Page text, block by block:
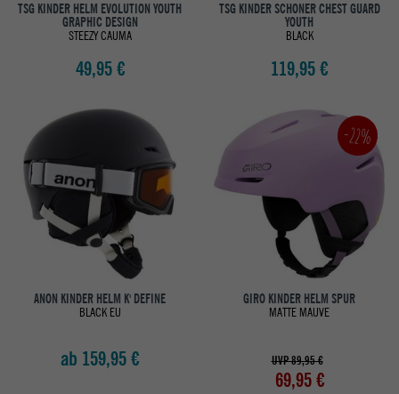
TSG KINDER HELM EVOLUTION YOUTH
GRAPHIC DESIGN
STEEZY CAUMA
49,95 €
TSG KINDER SCHONER CHEST GUARD
YOUTH
BLACK
119,95 €
ANON KINDER HELM K' DEFINE
BLACK EU
ab 159,95 €
-22%
GIRO KINDER HELM SPUR
MATTE MAUVE
UVP 89,95 €
69,95 €